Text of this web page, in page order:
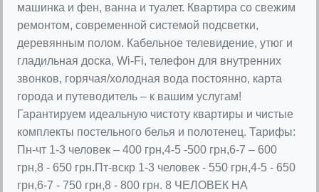
машинка и фен, ванна и туалет. Квартира со свежим
ремонтом, современной системой подсветки,
деревянным полом. Кабельное телевидение, утюг и
гладильная доска, Wi-Fi, телефон для внутренних
звонков, горячая/холодная вода постоянно, карта
города и путеводитель – к вашим услугам!
Гарантируем идеальную чистоту квартиры и чистые
комплекты постельного белья и полотенец. Тарифы:
Пн-чт 1-3 человек – 400 грн,4-5 -500 грн,6-7 – 600
грн,8 - 650 грн.Пт-вскр 1-3 человек - 550 грн,4-5 - 650
грн,6-7 - 750 грн,8 - 800 грн. 8 ЧЕЛОВЕК НА